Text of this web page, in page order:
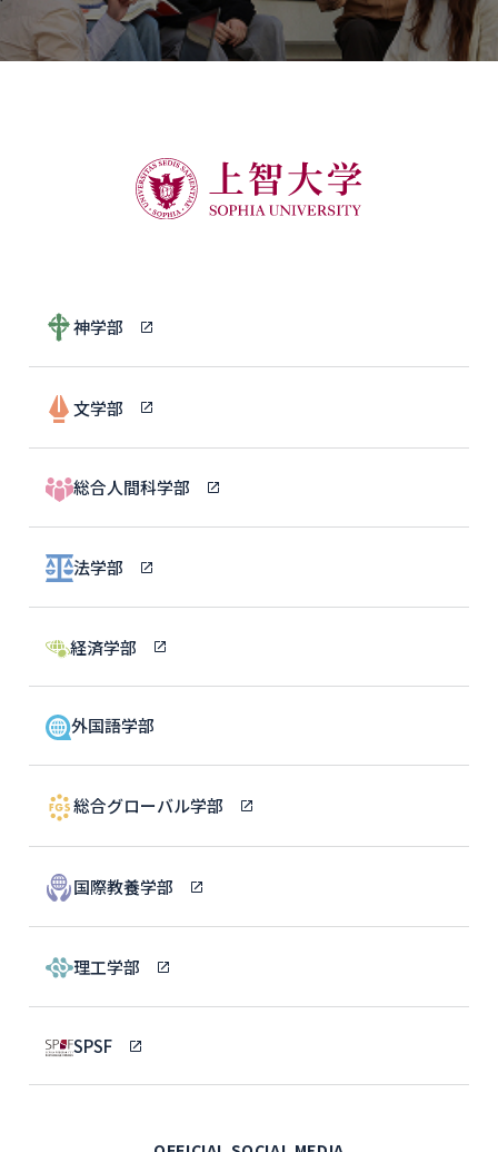
神学部
文学部
総合人間科学部
法学部
経済学部
外国語学部
総合グローバル学部
国際教養学部
理工学部
SPSF